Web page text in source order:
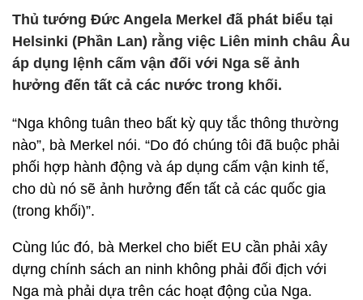
Thủ tướng Đức Angela Merkel đã phát biểu tại
Helsinki (Phần Lan) rằng việc Liên minh châu Âu
áp dụng lệnh cấm vận đối với Nga sẽ ảnh
hưởng đến tất cả các nước trong khối.
“Nga không tuân theo bất kỳ quy tắc thông thường
nào”, bà Merkel nói. “Do đó chúng tôi đã buộc phải
phối hợp hành động và áp dụng cấm vận kinh tế,
cho dù nó sẽ ảnh hưởng đến tất cả các quốc gia
(trong khối)”.
Cùng lúc đó, bà Merkel cho biết EU cần phải xây
dựng chính sách an ninh không phải đối địch với
Nga mà phải dựa trên các hoạt động của Nga.